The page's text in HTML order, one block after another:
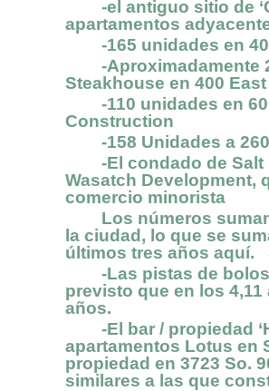
-el antiguo sitio de
apartamentos
-165 unidades en 400
-Aproximadamente
Steakhouse en 400
-110 unidades en 600
Construction
-158 Unidades a 260
-El condado de Salt
Wasatch Development,
comercio minorista
Los números suman
la ciudad, lo que se
últimos tres años aquí.
-Las pistas de bolos
previsto que en los
años.
-El bar / propiedad
apartamentos Lotus en
propiedad en 3723 So.
similares a las que